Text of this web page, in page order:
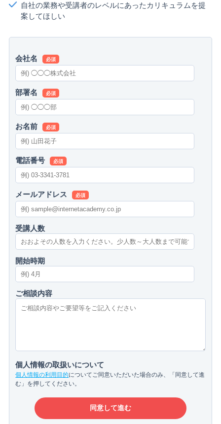
自社の業務や受講者のレベルにあったカリキュラムを提
案してほしい
会社名 必須
部署名 必須
お名前 必須
電話番号 必須
メールアドレス 必須
受講人数
開始時期
ご相談内容
個人情報の取扱いについて
個人情報の利用目的についてご同意いただいた場合のみ、「同意して進
む」を押してください。